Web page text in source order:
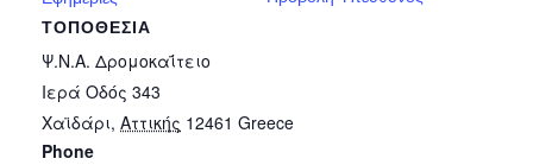
ΤΟΠΟΘΕΣΊΑ
Ψ.Ν.Α. Δρομοκαΐτειο
Ιερά Οδός 343
Χαϊδάρι, Αττικής 12461 Greece
Phone